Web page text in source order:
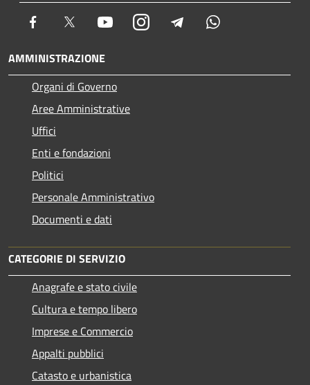
Facebook Twitter YoutubeInstagram Telegram
AMMINISTRAZIONE
Organi di Governo
Aree Amministrative
Uffici
Enti e fondazioni
Politici
Personale Amministrativo
Documenti e dati
CATEGORIE DI SERVIZIO
Anagrafe e stato civile
Cultura e tempo libero
Imprese e Commercio
Appalti pubblici
Catasto e urbanistica